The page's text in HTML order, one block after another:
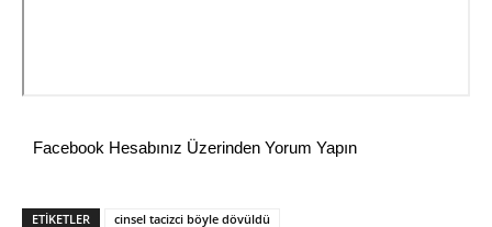
Facebook Hesabınız Üzerinden Yorum Yapın
ETİKETLER
cinsel tacizci böyle dövüldü